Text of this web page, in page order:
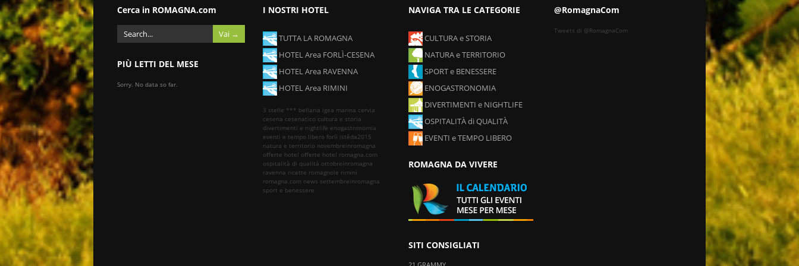
Cerca in ROMAGNA.com
PIÙ LETTI DEL MESE
Sorry. No data so far.
I NOSTRI HOTEL
TUTTA LA ROMAGNA
HOTEL Area FORLÌ-CESENA
HOTEL Area RAVENNA
HOTEL Area RIMINI
3 stelle *** bellaria igea marina cervia
cesena cesenatico cultura e storia
divertimenti e nightlife enogastronomia
eventi e tempo libero forlì istêda2015
natura e territorio novembreinromagna
offerte hotel offerte hotel romagna.com
ospitalità di qualità ottobreinromagna
ravenna ricette romagnole rimini
romagna.com news settembreinromagna
sport e benessere
NAVIGA TRA LE CATEGORIE
CULTURA e STORIA
NATURA e TERRITORIO
SPORT e BENESSERE
ENOGASTRONOMIA
DIVERTIMENTI e NIGHTLIFE
OSPITALITÀ di QUALITÀ
EVENTI e TEMPO LIBERO
ROMAGNA DA VIVERE
SITI CONSIGLIATI
@RomagnaCom
Tweets di @RomagnaCom